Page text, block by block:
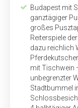
Budapest mit
ganztägiger
großes
Reiterspiele
dazu reichlich
mit Tischwein
unbegrenzter
Stadtbummel